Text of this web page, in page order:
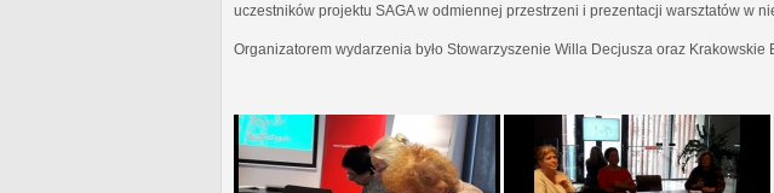
uczestników projektu SAGA w odmiennej przestrzeni i prezentacji warsztatów w
Organizatorem wydarzenia było Stowarzyszenie Willa Decjusza oraz Krakowskie